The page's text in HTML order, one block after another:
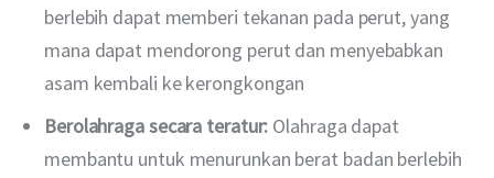
berlebih dapat memberi tekanan pada perut, yang
mana dapat mendorong perut dan menyebabkan
asam kembali ke kerongkongan
Berolahraga secara teratur: Olahraga dapat
membantu untuk menurunkan berat badan berlebih